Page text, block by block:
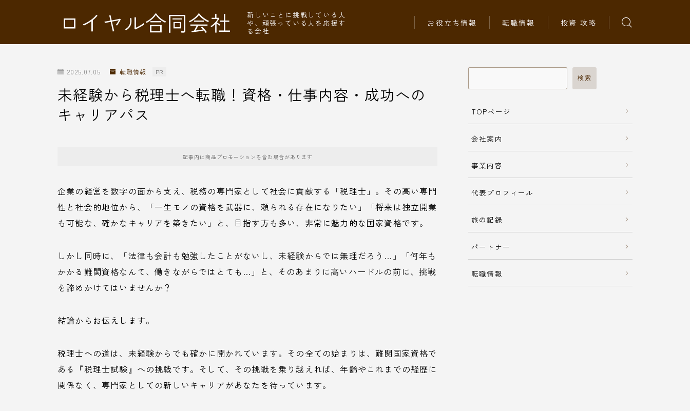
ロイヤル合同会社
新しいことに挑戦している人
や、頑張っている人を応援す
る会社
お役立ち情報 転職情報 投資 攻略
2025.07.05 転職情報 PR
未経験から税理士へ転職！資格・仕事内容・成功への
キャリアパス
記事内に商品プロモーションを含む場合があります
企業の経営を数字の面から支え、税務の専門家として社会に貢献する「税理士」。その高い専門
性と社会的地位から、「一生モノの資格を武器に、頼られる存在になりたい」「将来は独立開業
も可能な、確かなキャリアを築きたい」と、目指す方も多い、非常に魅力的な国家資格です。
しかし同時に、「法律も会計も勉強したことがないし、未経験からでは無理だろう…」「何年も
かかる難関資格なんて、働きながらではとても…」と、そのあまりに高いハードルの前に、挑戦
を諦めかけてはいませんか？
結論からお伝えします。
税理士への道は、未経験からでも確かに開かれています。その全ての始まりは、難関国家資格で
ある『税理士試験』への挑戦です。そして、その挑戦を乗り越えれば、年齢やこれまでの経歴に
関係なく、専門家としての新しいキャリアがあなたを待っています。
検索
TOPページ
会社案内
事業内容
代表プロフィール
旅の記録
パートナー
転職情報